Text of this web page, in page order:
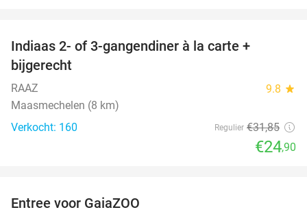
Indiaas 2- of 3-gangendiner à la carte +
bijgerecht
RAAZ 9.8 star
Maasmechelen (8 km)
Verkocht: 160
Regulier €31,85
€24,90
Entree voor GaiaZOO